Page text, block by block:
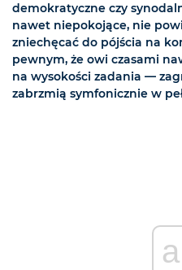
demokratyczne czy
nawet niepokojące, nie
zniechęcać do pójścia na
pewnym, że owi czasami
na wysokości zadania —
zabrzmią symfonicznie w